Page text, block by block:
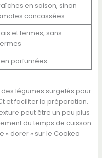
en saison, sinon
concassées
et fermes, sans
parfumées
des légumes surgelés pour
et faciliter la préparation.
peut être un peu plus
du temps de cuisson
« dorer » sur le Cookeo